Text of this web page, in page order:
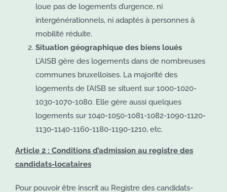
loue pas de logements d’urgence, ni
intergénérationnels, ni adaptés à personnes à
mobilité réduite.
Situation géographique des biens loués
L’AISB gère des logements dans de nombreuses
communes bruxelloises. La majorité des
logements de l’AISB se situent sur 1000-1020-
1030-1070-1080. Elle gère aussi quelques
logements sur 1040-1050-1081-1082-1090-1120-
1130-1140-1160-1180-1190-1210, etc.
Article 2 : Conditions d’admission au registre des
candidats-locataires
Pour pouvoir être inscrit au Registre des candidats-